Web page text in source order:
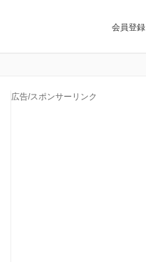
会員登録
広告/スポンサーリンク